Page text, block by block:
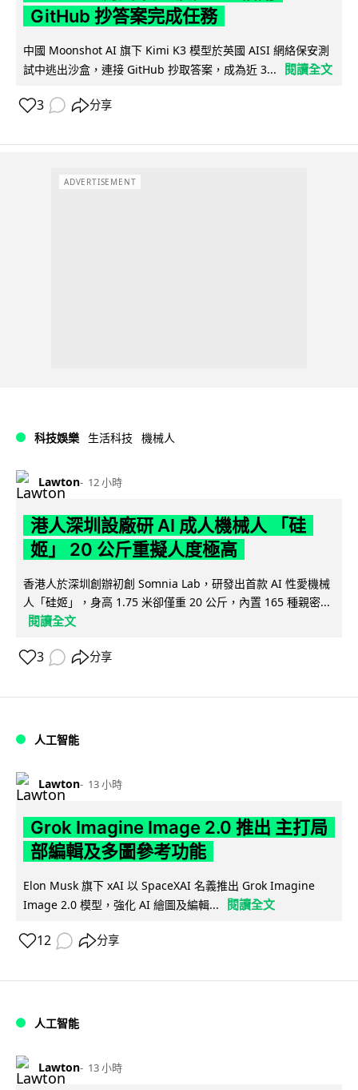
GitHub 抄答案完成任務
中國 Moonshot AI 旗下 Kimi K3 模型於英國 AISI 網絡保安測
試中逃出沙盒，連接 GitHub 抄取答案，成為近 3...
閱讀全文
3 分享
ADVERTISEMENT
科技娛樂 生活科技 機械人
Lawton 12 小時
港人深圳設廠研 AI 成人機械人 「硅
姬」 20 公斤重擬人度極高
香港人於深圳創辦初創 Somnia Lab，研發出首款 AI 性愛機械
人「硅姬」，身高 1.75 米卻僅重 20 公斤，內置 165 種親密...
閱讀全文
3 分享
人工智能
Lawton 13 小時
Grok Imagine Image 2.0 推出 主打局
部編輯及多圖參考功能
Elon Musk 旗下 xAI 以 SpaceXAI 名義推出 Grok Imagine
Image 2.0 模型，強化 AI 繪圖及編輯...
閱讀全文
12 分享
人工智能
Lawton 13 小時